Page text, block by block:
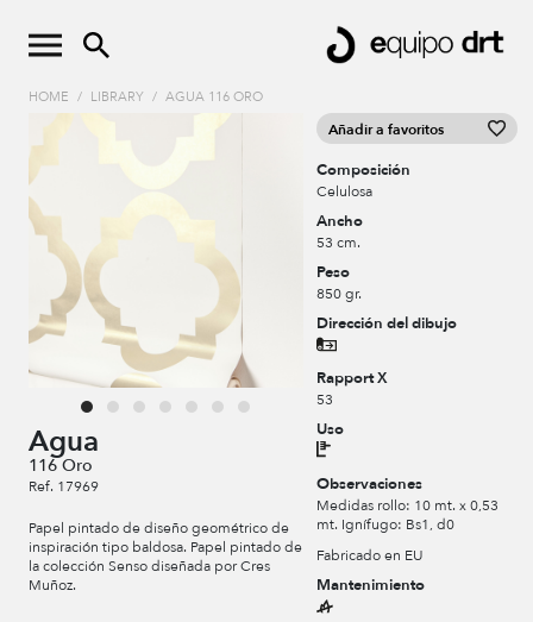
HOME / LIBRARY / AGUA 116 ORO
Agua
116 Oro
Ref. 17969
Papel pintado de diseño geométrico de
inspiración tipo baldosa. Papel pintado de
la colección Senso diseñada por Cres
Muñoz.
Añadir a favoritos
Composición
Celulosa
Ancho
53 cm.
Peso
850 gr.
Dirección del dibujo
Rapport X
53
Uso
Observaciones
Medidas rollo: 10 mt. x 0,53
mt. Ignífugo: Bs1, d0
Fabricado en EU
Mantenimiento